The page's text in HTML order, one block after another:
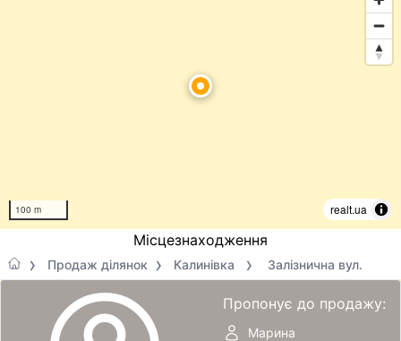
100 m realt.ua
Місцезнаходження
Продаж ділянок Калинівка Залізнична вул.
Пропонує до продажу:
Марина